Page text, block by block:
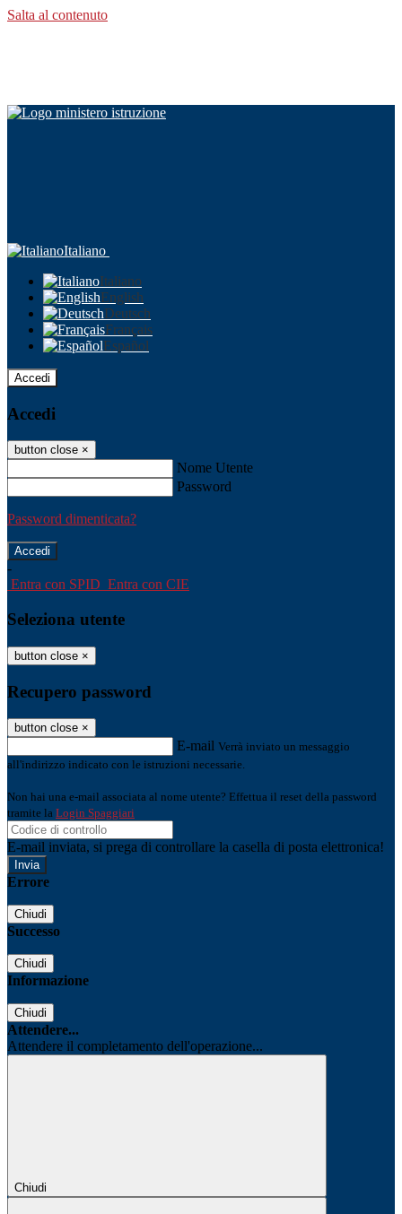
Salta al contenuto
Italiano
Italiano
English
Deutsch
Français
Español
Accedi
Accedi
button close ×
Nome Utente
Password
Password dimenticata?
-
Entra con SPID Entra con CIE
Seleziona utente
button close ×
Recupero password
button close ×
E-mail Verrà inviato un messaggio
all'indirizzo indicato con le istruzioni necessarie.
Non hai una e-mail associata al nome utente? Effettua il reset della password
tramite la Login Spaggiari
E-mail inviata, si prega di controllare la casella di posta elettronica!
Errore
Chiudi
Successo
Chiudi
Informazione
Chiudi
Attendere...
Attendere il completamento dell'operazione...
Chiudi